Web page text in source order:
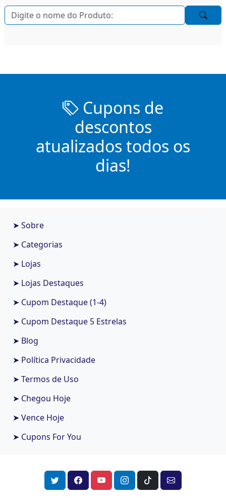
Cupons de
descontos
atualizados todos os
dias!
➤ Sobre
➤ Categorias
➤ Lojas
➤ Lojas Destaques
➤ Cupom Destaque (1-4)
➤ Cupom Destaque 5 Estrelas
➤ Blog
➤ Política Privacidade
➤ Termos de Uso
➤ Chegou Hoje
➤ Vence Hoje
➤ Cupons For You